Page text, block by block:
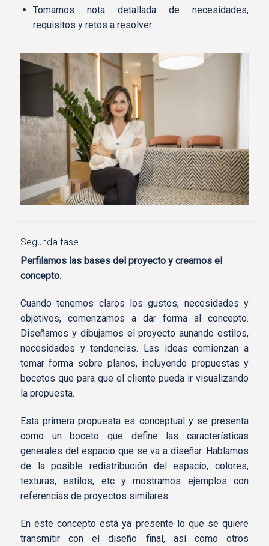
Tomamos nota detallada de necesidades,
requisitos y retos a resolver
Segunda fase.
Perfilamos las bases del proyecto y creamos el
concepto.
Cuando tenemos claros los gustos, necesidades y
objetivos, comenzamos a dar forma al concepto.
Diseñamos y dibujamos el proyecto aunando estilos,
necesidades y tendencias. Las ideas comienzan a
tomar forma sobre planos, incluyendo propuestas y
bocetos que para que el cliente pueda ir visualizando
la propuesta.
Esta primera propuesta es conceptual y se presenta
como un boceto que define las características
generales del espacio que se va a diseñar. Hablamos
de la posible redistribución del espacio, colores,
texturas, estilos, etc y mostramos ejemplos con
referencias de proyectos similares.
En este concepto está ya presente lo que se quiere
transmitir con el diseño final, así como otros